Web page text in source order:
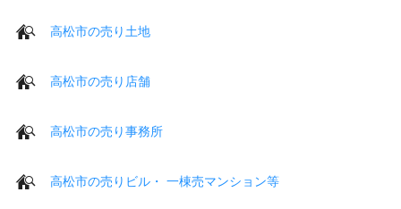
高松市の売り土地
高松市の売り店舗
高松市の売り事務所
高松市の売りビル・ 一棟売マンション等